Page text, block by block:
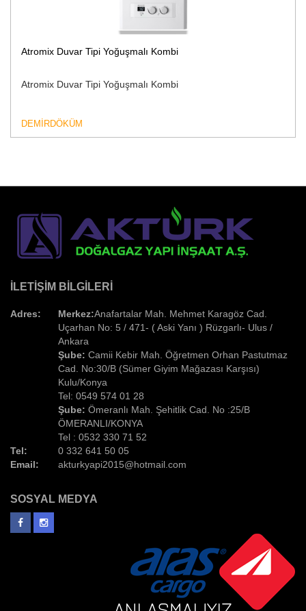
Atromix Duvar Tipi Yoğuşmalı Kombi
Atromix Duvar Tipi Yoğuşmalı Kombi
DEMİRDÖKÜM
İLETIŞIM BILGILERI
Adres: Merkez:Anafartalar Mah. Mehmet Karagöz Cad.
Uçarhan No: 5 / 471- ( Aski Yanı ) Rüzgarlı- Ulus /
Ankara
Şube: Camii Kebir Mah. Öğretmen Orhan Pastutmaz
Cad. No:30/B (Sümer Giyim Mağazası Karşısı)
Kulu/Konya
Tel: 0549 574 01 28
Şube: Ömeranlı Mah. Şehitlik Cad. No :25/B
ÖMERANLI/KONYA
Tel : 0532 330 71 52
Tel:
0 332 641 50 05
Email:
akturkyapi2015@hotmail.com
SOSYAL MEDYA